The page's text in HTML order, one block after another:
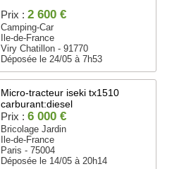
Prix : 2 600 €
Camping-Car
Ile-de-France
Viry Chatillon - 91770
Déposée le 24/05 à 7h53
Micro-tracteur iseki tx1510
carburant:diesel
Prix : 6 000 €
Bricolage Jardin
Ile-de-France
Paris - 75004
Déposée le 14/05 à 20h14